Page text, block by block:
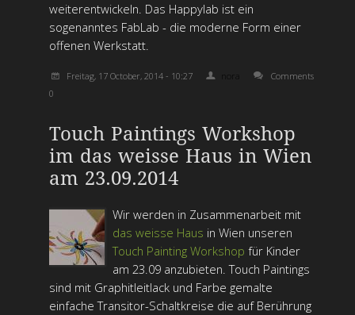
weiterentwickeln. Das Happylab ist ein
sogenanntes FabLab - die moderne Form einer
offenen Werkstatt.
Freitag, 17 October, 2014 - 10:27
Comments
0
Touch Paintings Workshop
im das weisse Haus in Wien
am 23.09.2014
Wir werden in Zusammenarbeit mit
das weisse Haus in Wien unseren
Touch Painting Workshop für Kinder
am 23.09 anzubieten. Touch Paintings
sind mit Graphitleitlack und Farbe gemalte
einfache Transitor-Schaltkreise die auf Berührung